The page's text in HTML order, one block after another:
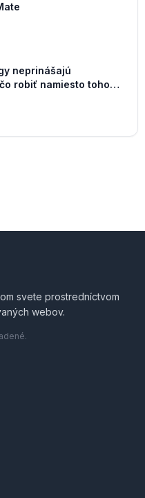
neprinášajú
robiť namiesto toho v
svete prostredníctvom
webov.